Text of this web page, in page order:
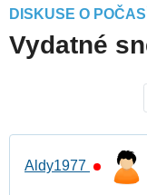
DISKUSE O POČASÍ
Vydatné
Aldy1977